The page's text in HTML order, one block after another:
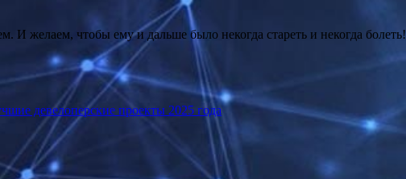
И желаем, чтобы ему и дальше было некогда стареть и некогда болеть!
девелоперские проекты 2025 года